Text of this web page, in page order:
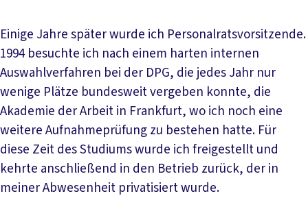
Einige Jahre später wurde ich Personalratsvorsitzende.
1994 besuchte ich nach einem harten internen
Auswahlverfahren bei der DPG, die jedes Jahr nur
wenige Plätze bundesweit vergeben konnte, die
Akademie der Arbeit in Frankfurt, wo ich noch eine
weitere Aufnahmeprüfung zu bestehen hatte. Für
diese Zeit des Studiums wurde ich freigestellt und
kehrte anschließend in den Betrieb zurück, der in
meiner Abwesenheit privatisiert wurde.